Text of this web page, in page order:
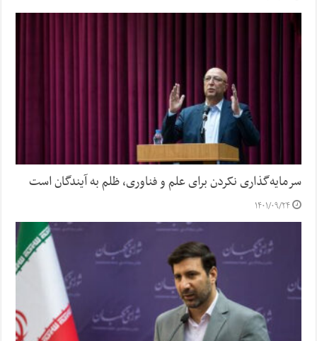
سرمایه‌گذاری نکردن برای علم و فناوری، ظلم به آیندگان است
۱۴۰۱/۰۹/۲۴